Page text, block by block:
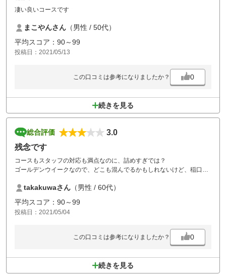
凄い良いコースです
まこやんさん （男性 / 50代）
平均スコア：90～99
投稿日：2021/05/13
この口コミは参考になりましたか？ 0
続きを見る
総合評価
3.0
残念です
コースもスタッフの対応も満点なのに、詰めすぎでは？
ゴールデンウイークなので、どこも混んでるかもしれないけど、稲口な
したが、期待を裏切られてしまいました。スタートから３０分遅れ、各
コース毎回待ちが５分から１０分でした。２万円払って残念です。１日
の組数の調整を望みます。
takakuwaさん （男性 / 60代）
平均スコア：90～99
投稿日：2021/05/04
この口コミは参考になりましたか？ 0
続きを見る